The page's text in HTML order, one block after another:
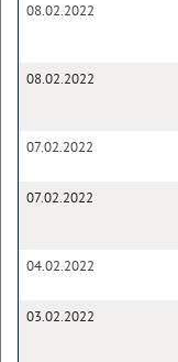
08.02.2022
08.02.2022
07.02.2022
07.02.2022
04.02.2022
03.02.2022